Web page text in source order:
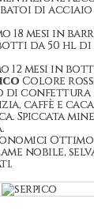
di acciaio
18 mesi in
da 50 hl di
12 mesi in
Colore
di confettura
caffè e
Spiccata
nobile,